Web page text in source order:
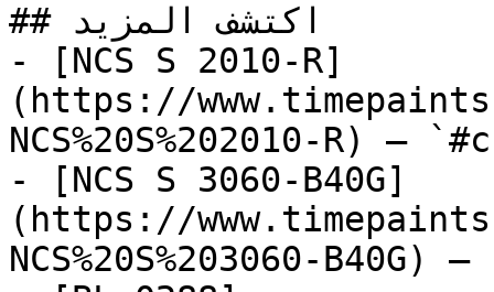
## اكتشف المزيد
- [NCS S 2010-R]
(https://
NCS%20S%202010-R) —
- [NCS S 3060-B40G]
(https://
NCS%20S%203060-B40G)